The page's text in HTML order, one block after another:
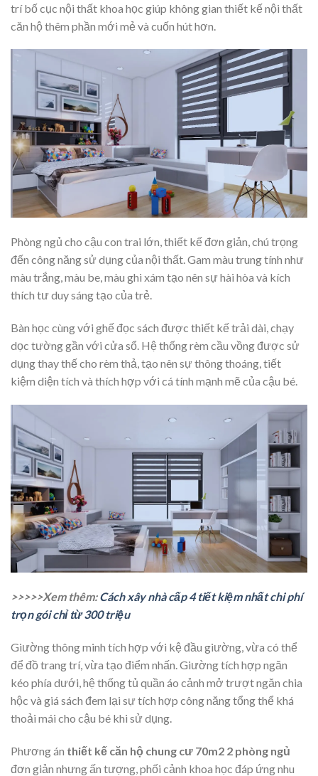
trí bố cục nội thất khoa học giúp không gian thiết kế nội thất
căn hộ thêm phần mới mẻ và cuốn hút hơn.
Phòng ngủ cho cậu con trai lớn, thiết kế đơn giản, chú trọng
đến công năng sử dụng của nội thất. Gam màu trung tính như
màu trắng, màu be, màu ghi xám tạo nên sự hài hòa và kích
thích tư duy sáng tạo của trẻ.
Bàn học cùng với ghế đọc sách được thiết kế trải dài, chạy
dọc tường gần với cửa sổ. Hệ thống rèm cầu vồng được sử
dụng thay thế cho rèm thả, tạo nên sự thông thoáng, tiết
kiệm diện tích và thích hợp với cá tính mạnh mẽ của cậu bé.
>>>>>Xem thêm:Cách xây nhà cấp 4 tiết kiệm nhất chi phí
trọn gói chỉ từ 300 triệu
Giường thông minh tích hợp với kệ đầu giường, vừa có thể
để đồ trang trí, vừa tạo điểm nhấn. Giường tích hợp ngăn
kéo phía dưới, hệ thống tủ quần áo cảnh mở trượt ngăn chia
hộc và giá sách đem lại sự tích hợp công năng tổng thể khá
thoải mái cho cậu bé khi sử dụng.
Phương án thiết kế căn hộ chung cư 70m2 2 phòng ngủ
đơn giản nhưng ấn tượng, phối cảnh khoa học đáp ứng nhu